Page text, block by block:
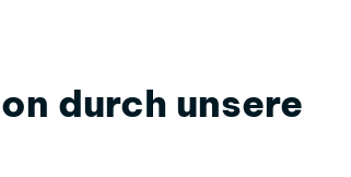
durch unsere